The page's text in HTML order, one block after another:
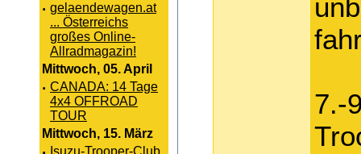
· gelaendewagen.at
... Österreichs
großes Online-
Allradmagazin!
Mittwoch, 05. April
· CANADA: 14 Tage
4x4 OFFROAD
TOUR
Mittwoch, 15. März
Isuzu-Trooper-Club
7.-